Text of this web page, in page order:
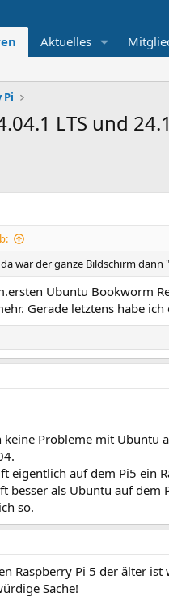
Aktuelles
Pi
LTS und
war der ganze Bildschirm dann
Ubuntu Bookworm
Gerade letztens habe
keine Probleme mit Ubuntu
eigentlich auf dem Pi5 ein
besser als Ubuntu auf
so.
Raspberry Pi 5 der älter
Sache!